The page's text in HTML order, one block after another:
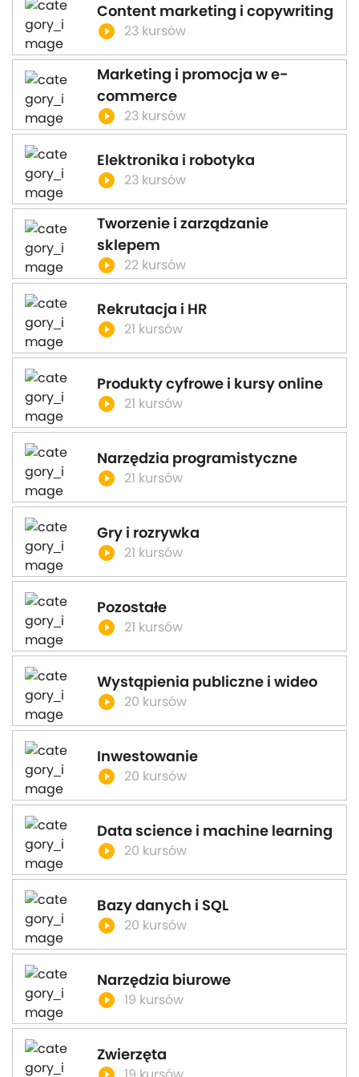
Content marketing i copywriting
play_circle_filled 23 kursów
Marketing i promocja w e-
commerce
play_circle_filled 23 kursów
Elektronika i robotyka
play_circle_filled 23 kursów
Tworzenie i zarządzanie
sklepem
play_circle_filled 22 kursów
Rekrutacja i HR
play_circle_filled 21 kursów
Produkty cyfrowe i kursy online
play_circle_filled 21 kursów
Narzędzia programistyczne
play_circle_filled 21 kursów
Gry i rozrywka
play_circle_filled 21 kursów
Pozostałe
play_circle_filled 21 kursów
Wystąpienia publiczne i wideo
play_circle_filled 20 kursów
Inwestowanie
play_circle_filled 20 kursów
Data science i machine learning
play_circle_filled 20 kursów
Bazy danych i SQL
play_circle_filled 20 kursów
Narzędzia biurowe
play_circle_filled 19 kursów
Zwierzęta